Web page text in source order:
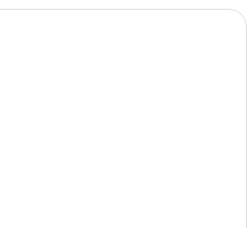
Una habitación de hotel con una